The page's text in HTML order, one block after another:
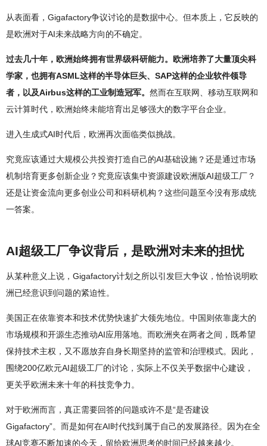
从表面看，Gigafactory争议讨论的是数据中心。但本质上，它反映的
是欧洲对于AI未来战略方向的不确定。
过去几十年，欧洲始终拥有世界级科研能力。欧洲培养了大量顶尖科
学家，也拥有ASML这样的半导体巨头、SAP这样的企业软件领导
者，以及Airbus这样的工业制造冠军。 然而在互联网、移动互联网和
云计算时代，欧洲始终未能培育出足够强大的数字平台企业。
进入生成式AI时代后，欧洲再次面临类似挑战。
究竟应该通过大规模公共投资打造自己的AI基础设施？还是通过市场
机制培育更多创新企业？究竟应该集中资源建设欧洲版AI超级工厂？
还是让资金流向更多创业公司和科研机构？这些问题至今没有形成统
一答案。
AI超级工厂争议背后，是欧洲对未来的担忧
从某种意义上说，Gigafactory计划之所以引发巨大争议，恰恰说明欧
洲已经意识到问题的紧迫性。
美国正在依靠资本和技术优势快速扩大领先地位。中国则依靠庞大的
市场规模和开源生态推动AI应用落地。而欧洲夹在两者之间，既希望
保持技术主权，又不愿放弃自身长期坚持的监管和治理模式。因此，
围绕200亿欧元AI超级工厂的讨论，实际上不仅关乎数据中心建设，
更关乎欧洲未来十年的科技竞争力。
对于欧洲而言，真正需要回答的问题或许不是“是否建设
Gigafactory”。而是如何在AI时代找到属于自己的发展路径。因为在全
球AI竞赛不断加速的今天，留给欧洲思考的时间已经越来越少。